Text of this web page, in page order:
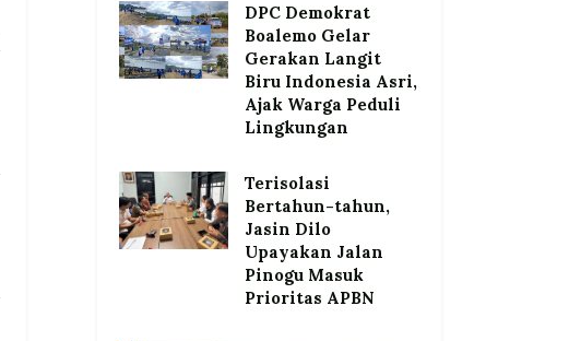
DPC Demokrat
Boalemo Gelar
Gerakan Langit
Biru Indonesia Asri,
Ajak Warga Peduli
Lingkungan
Terisolasi
Bertahun-tahun,
Jasin Dilo
Upayakan Jalan
Pinogu Masuk
Prioritas APBN